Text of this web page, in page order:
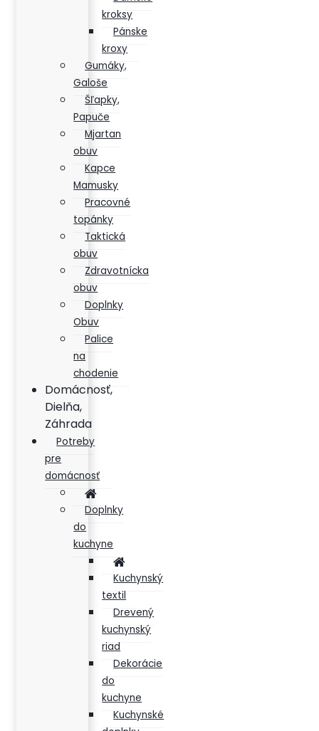
kroksy
Pánske
kroxy
Gumáky,
Galoše
Šľapky,
Papuče
Mjartan
obuv
Kapce
Mamusky
Pracovné
topánky
Taktická
obuv
Zdravotnícka
obuv
Doplnky
Obuv
Palice
na
chodenie
Domácnosť,
Dielňa,
Záhrada
Potreby
pre
domácnosť
Doplnky
do
kuchyne
Kuchynský
textil
Drevený
kuchynský
riad
Dekorácie
do
kuchyne
Kuchynské